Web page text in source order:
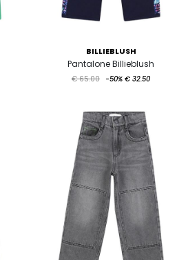
BILLIEBLUSH
Pantalone Billieblush
€ 65.00 -50% € 32.50